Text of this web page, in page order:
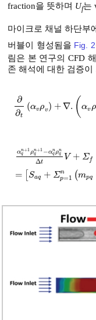
fraction을 뜻하며 Uf는
마이크로 채널 하단부
버블이 형성됨을 Fig. 2
림은 본 연구의 CFD
존 해석에 대한 검증이
∂
∂t
(αv ρv ) +∇. (αv ρ
∂∂tα vρv+ ∇ .αv
αn+1
q ρn+1
q −αn
q ρn
q
Δt
V + Σ f
= Saq + Σn
p=1 (mpq
1ρ ρq